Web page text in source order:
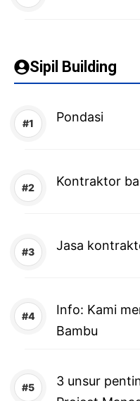
Sipil Building
Pondasi
Kontraktor
Jasa
Info: Kami
Bambu
3 unsur